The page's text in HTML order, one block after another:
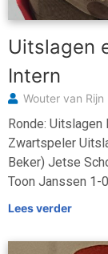
Uitslagen
Intern
Wouter van Rijn
Ronde:
Zwartspeler
Beker) Jetse
Toon Janssen 1-
Lees verder